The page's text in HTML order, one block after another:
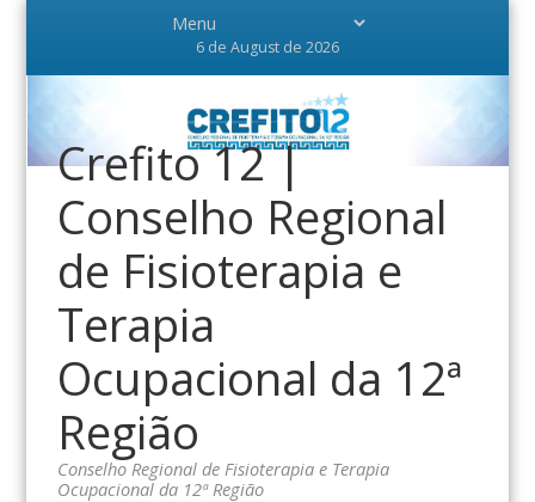
6 de August de 2026
Crefito 12 |
Conselho Regional
de Fisioterapia e
Terapia
Ocupacional da 12ª
Região
Conselho Regional de Fisioterapia e Terapia
Ocupacional da 12ª Região